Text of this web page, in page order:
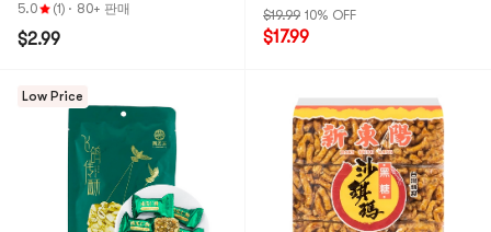
5.0 (1) · 80+ 판매
$2.99
$19.99 10% OFF
$17.99
Low Price